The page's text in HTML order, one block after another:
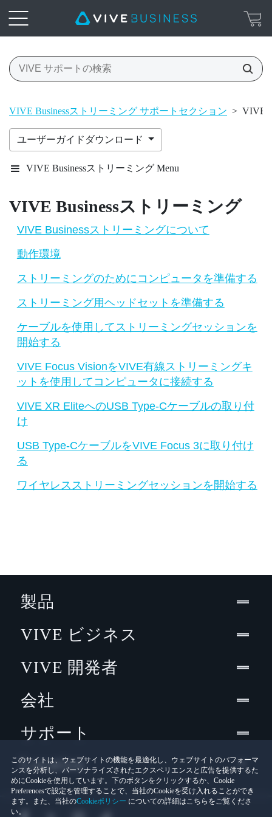
VIVE Businessストリーミング サポートセクション > VIVE
ユーザーガイドダウンロード
VIVE Businessストリーミング Menu
VIVE Businessストリーミング
VIVE Businessストリーミングについて
動作環境
ストリーミングのためにコンピュータを準備する
ストリーミング用ヘッドセットを準備する
ケーブルを使用してストリーミングセッションを
開始する
VIVE Focus VisionをVIVE有線ストリーミングキ
ットを使用してコンピュータに接続する
VIVE XR EliteへのUSB Type-Cケーブルの取り付
け
USB Type-CケーブルをVIVE Focus 3に取り付け
る
ワイヤレスストリーミングセッションを開始する
このサイトは、ウェブサイトの機能を最適化し、ウェブサイトのパフォーマ
ンスを分析し、パーソナライズされたエクスペリエンスと広告を提供するた
めにCookieを使用しています。下のボタンをクリックするか、Cookie
Preferencesで設定を管理することで、当社のCookieを受け入れることができ
ます。また、当社のCookieポリシー についての詳細はこちらをご覧くださ
い。
製品
VIVE ビジネス
VIVE 開発者
会社
サポート
Location